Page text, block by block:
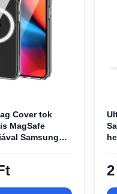
Cover tok
MagSafe
Samsung